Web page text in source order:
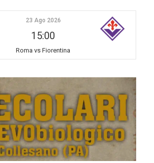
23 Ago 2026
15:00
Roma vs Fiorentina